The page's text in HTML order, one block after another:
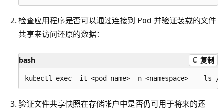
检查应用程序是否可以通过连接到 Pod 并验证装载的文件
共享来访问还原的数据：
bash 复制
验证文件共享快照在存储帐户中是否仍可用于将来的还